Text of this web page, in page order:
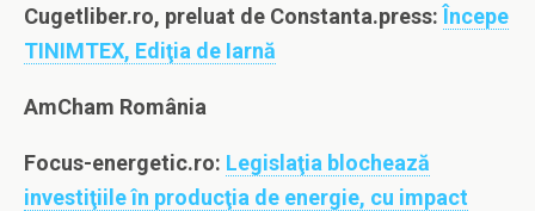
Cugetliber.ro, preluat de Constanta.press: Începe
TINIMTEX, Ediţia de Iarnă
AmCham România
Focus-energetic.ro: Legislaţia blochează
investiţiile în producţia de energie, cu impact